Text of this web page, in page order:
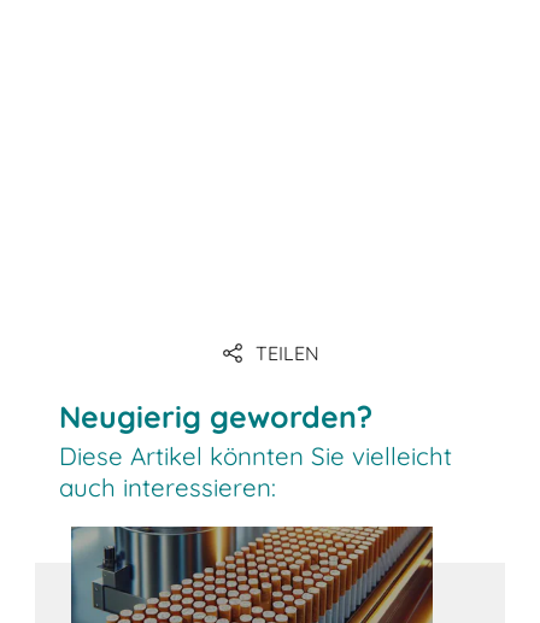
TEILEN
Neugierig geworden?
Diese Artikel könnten Sie vielleicht
auch interessieren: